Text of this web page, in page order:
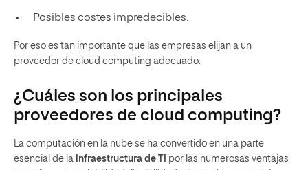
Posibles costes impredecibles.
Por eso es tan importante que las empresas elijan a un
proveedor de cloud computing adecuado.
¿Cuáles son los principales
proveedores de cloud computing?
La computación en la nube se ha convertido en una parte
esencial de la infraestructura de TI por las numerosas ventajas